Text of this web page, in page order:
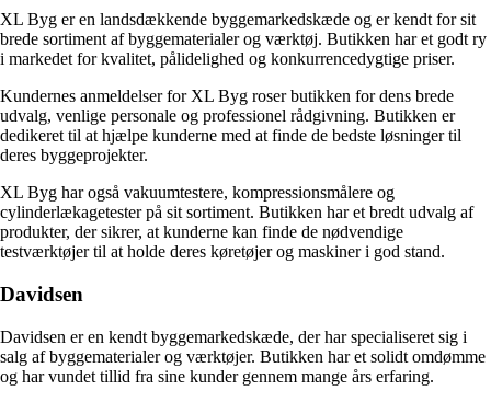
XL Byg er en landsdækkende byggemarkedskæde og er kendt for sit
brede sortiment af byggematerialer og værktøj. Butikken har et godt ry
i markedet for kvalitet, pålidelighed og konkurrencedygtige priser.
Kundernes anmeldelser for XL Byg roser butikken for dens brede
udvalg, venlige personale og professionel rådgivning. Butikken er
dedikeret til at hjælpe kunderne med at finde de bedste løsninger til
deres byggeprojekter.
XL Byg har også vakuumtestere, kompressionsmålere og
cylinderlækagetester på sit sortiment. Butikken har et bredt udvalg af
produkter, der sikrer, at kunderne kan finde de nødvendige
testværktøjer til at holde deres køretøjer og maskiner i god stand.
Davidsen
Davidsen er en kendt byggemarkedskæde, der har specialiseret sig i
salg af byggematerialer og værktøjer. Butikken har et solidt omdømme
og har vundet tillid fra sine kunder gennem mange års erfaring.